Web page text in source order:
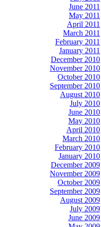
June 2011
May 2011
April 2011
March 2011
February 2011
January 2011
December 2010
November 2010
October 2010
September 2010
August 2010
July 2010
June 2010
May 2010
April 2010
March 2010
February 2010
January 2010
December 2009
November 2009
October 2009
September 2009
August 2009
July 2009
June 2009